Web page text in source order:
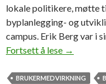
lokale politikere, møtte
byplanlegging- og
campus. Erik Berg var i
Fortsett å lese B
u
→
BRUKERMEDVIRKNING